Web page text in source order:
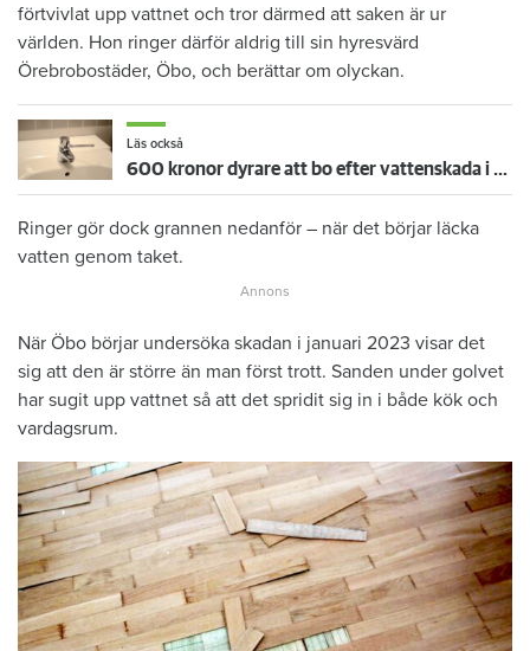
förtvivlat upp vattnet och tror därmed att saken är ur
världen. Hon ringer därför aldrig till sin hyresvärd
Örebrobostäder, Öbo, och berättar om olyckan.
Läs också
600 kronor dyrare att bo efter vattenskada i Varberg
Ringer gör dock grannen nedanför – när det börjar läcka
vatten genom taket.
När Öbo börjar undersöka skadan i januari 2023 visar det
sig att den är större än man först trott. Sanden under golvet
har sugit upp vattnet så att det spridit sig in i både kök och
vardagsrum.